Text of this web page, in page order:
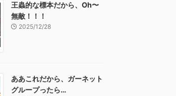
王蟲的な標本だから、Oh〜
無敵！！！
2025/12/28
ああこれだから、ガーネット
グループったら…